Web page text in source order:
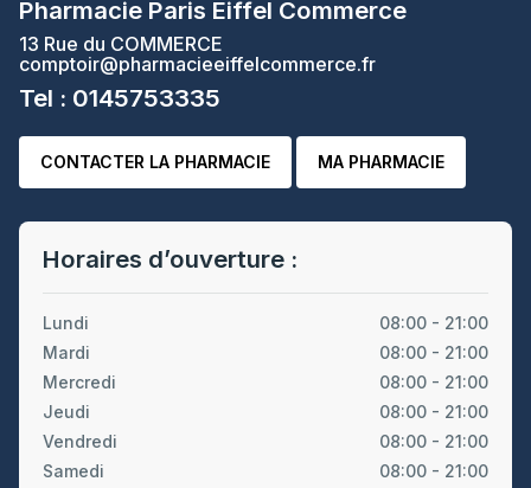
Pharmacie Paris Eiffel Commerce
13 Rue du COMMERCE
comptoir@pharmacieeiffelcommerce.fr
Tel : 0145753335
CONTACTER LA PHARMACIE MA PHARMACIE
Horaires d’ouverture :
Lundi
08:00 - 21:00
Mardi
08:00 - 21:00
Mercredi
08:00 - 21:00
Jeudi
08:00 - 21:00
Vendredi
08:00 - 21:00
Samedi
08:00 - 21:00